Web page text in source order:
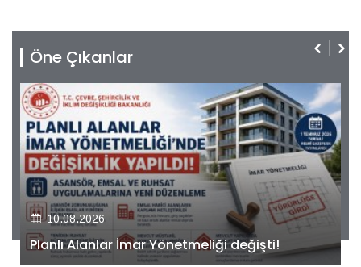
Öne Çıkanlar
10.08.2026
Kiler GYO’dan Pendik Dolayoba projesiyle ilgili
önemli adım!